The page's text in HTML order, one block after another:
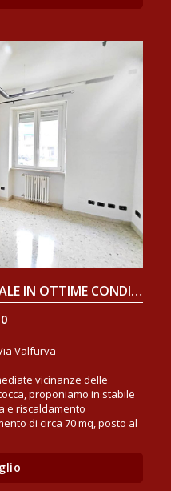
MILANO NIGUARDA BILOCALE IN OTTIME CONDIZIONI DI 70 MQ
Valfurva
vicinanze delle
proponiamo in stabile
e riscaldamento
di circa 70 mq, posto al